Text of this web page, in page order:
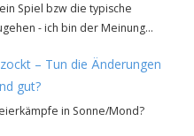
Spiel bzw die typische
- ich bin der Meinung…
– Tun die Änderungen
gut?
in Sonne/Mond?